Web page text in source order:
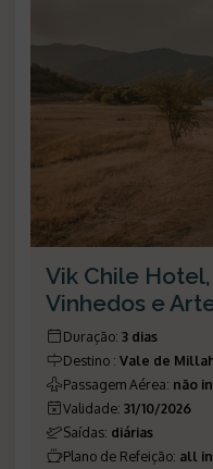
Vik Chile
Vinhedos e
Duração: 3 dias
Destino : Vale de
Passagem Aérea: não
Validade: 31/10/2026
Saídas: diárias
Plano de Refeição: all